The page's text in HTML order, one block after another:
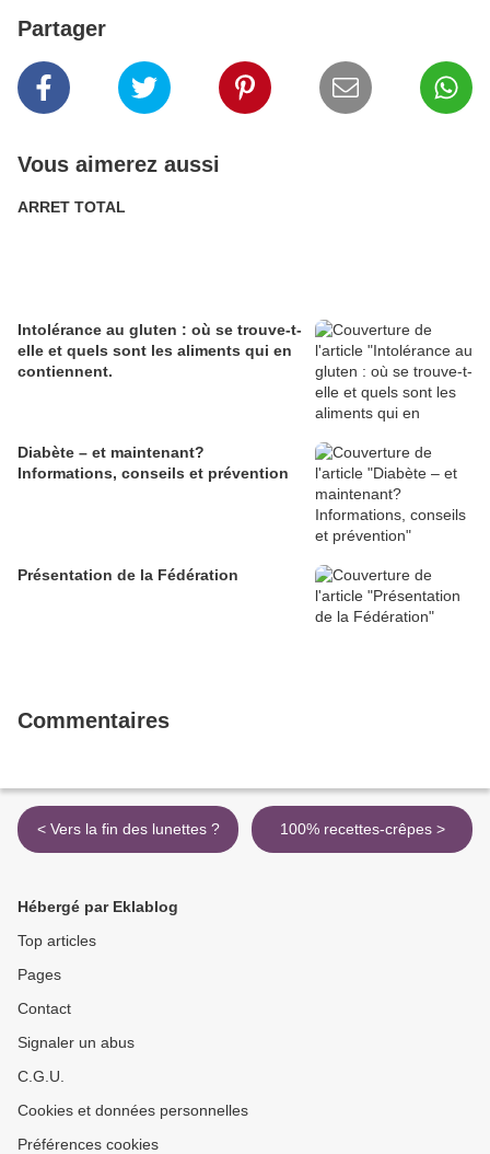
Partager
Vous aimerez aussi
ARRET TOTAL
Intolérance au gluten : où se trouve-t-
elle et quels sont les aliments qui en
contiennent.
Diabète – et maintenant?
Informations, conseils et prévention
Présentation de la Fédération
Commentaires
< Vers la fin des lunettes ? 100% recettes-crêpes >
Hébergé par Eklablog
Top articles
Pages
Contact
Signaler un abus
C.G.U.
Cookies et données personnelles
Préférences cookies